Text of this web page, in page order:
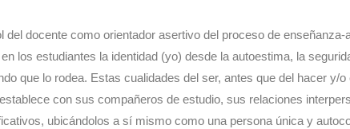
del docente como orientador asertivo del proceso de
los estudiantes la identidad (yo) desde la autoestima, la
que lo rodea. Estas cualidades del ser, antes que del hacer y/
con sus compañeros de estudio, sus relaciones
ubicándolos a sí mismo como una persona única y